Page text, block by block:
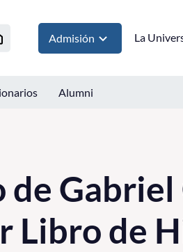
Admisión La
Alumni
de
Libro de